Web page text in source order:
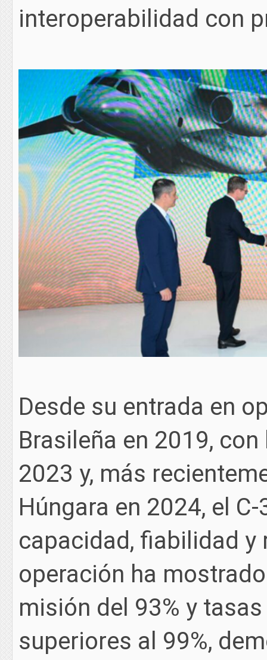
interoperabilidad con
Desde su entrada en
Brasileña en 2019,
2023 y, más
Húngara en 2024, el
capacidad, fiabilidad
operación ha
misión del 93% y
superiores al 99%,